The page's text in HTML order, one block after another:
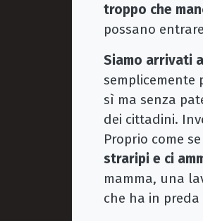
troppo che
possano
Siamo arrivati
semplicemente
sì ma senza
dei cittadini.
Proprio come
straripi e ci
mamma, una
che ha in